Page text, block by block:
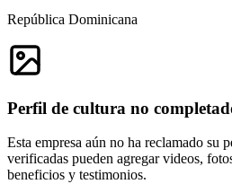
República Dominicana
Perfil de cultura no
Esta empresa aún no ha reclamado su
verificadas pueden agregar videos,
beneficios y testimonios.